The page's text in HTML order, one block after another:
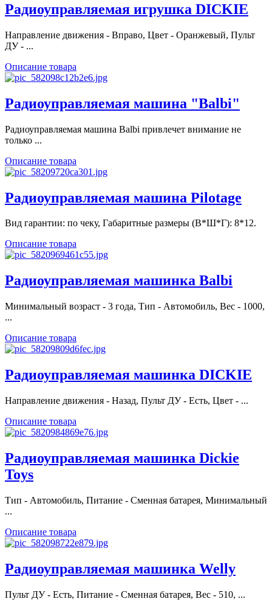
Радиоуправляемая игрушка DICKIE
Направление движения - Вправо, Цвет - Оранжевый, Пульт
ДУ - ...
Описание товара
Радиоуправляемая машина "Balbi"
Радиоуправляемая машина Balbi привлечет внимание не
только ...
Описание товара
Радиоуправляемая машина Pilotage
Вид гарантии: по чеку, Габаритные размеры (В*Ш*Г): 8*12.
Описание товара
Радиоуправляемая машинка Balbi
Минимальный возраст - 3 года, Тип - Автомобиль, Вес - 1000,
...
Описание товара
Радиоуправляемая машинка DICKIE
Направление движения - Назад, Пульт ДУ - Есть, Цвет - ...
Описание товара
Радиоуправляемая машинка Dickie
Toys
Тип - Автомобиль, Питание - Сменная батарея, Минимальный
...
Описание товара
Радиоуправляемая машинка Welly
Пульт ДУ - Есть, Питание - Сменная батарея, Вес - 510, ...